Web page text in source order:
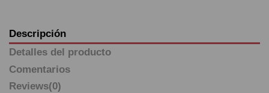
Descripción
Detalles del producto
Comentarios
Reviews(0)